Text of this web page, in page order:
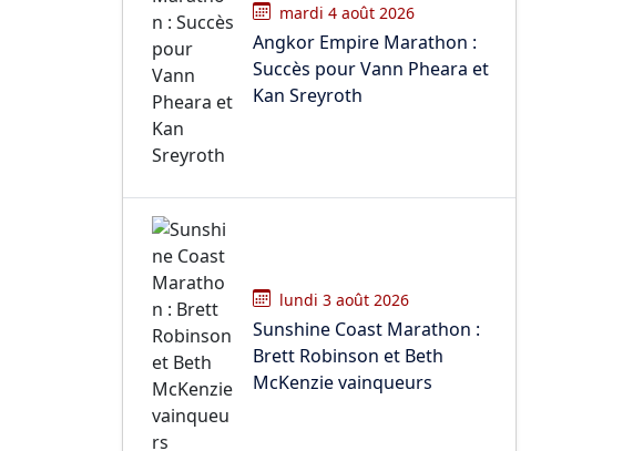
mardi 4 août 2026
Angkor Empire Marathon :
Succès pour Vann Pheara et
Kan Sreyroth
lundi 3 août 2026
Sunshine Coast Marathon :
Brett Robinson et Beth
McKenzie vainqueurs